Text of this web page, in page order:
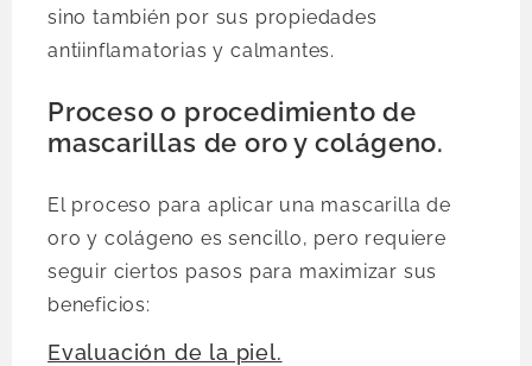
sino también por sus propiedades
antiinflamatorias y calmantes.
Proceso o procedimiento de
mascarillas de oro y colágeno.
El proceso para aplicar una mascarilla de
oro y colágeno es sencillo, pero requiere
seguir ciertos pasos para maximizar sus
beneficios:
Evaluación de la piel.